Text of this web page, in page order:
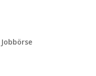
Jobbörse